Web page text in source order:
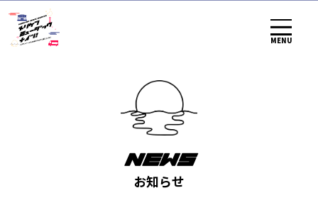
MENU
NEWS
お知らせ